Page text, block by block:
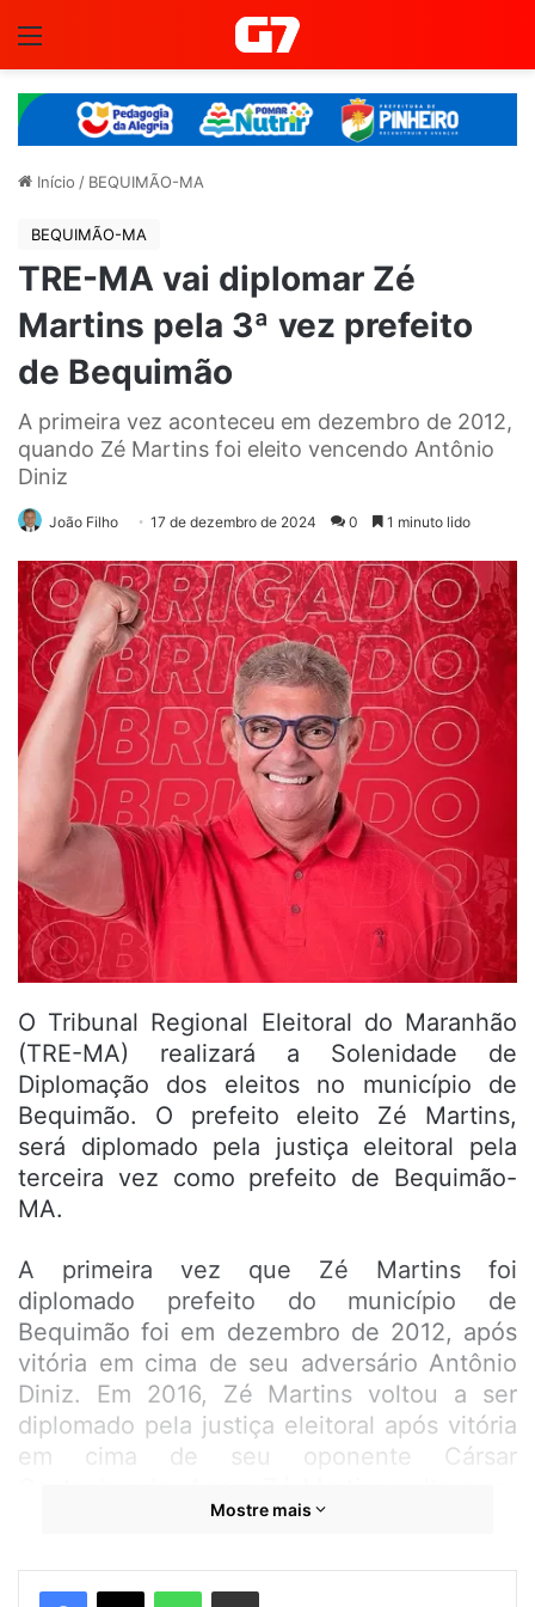
Início / BEQUIMÃO-MA
BEQUIMÃO-MA
TRE-MA vai diplomar Zé
Martins pela 3ª vez prefeito
de Bequimão
A primeira vez aconteceu em dezembro de 2012,
quando Zé Martins foi eleito vencendo Antônio
Diniz
João Filho 17 de dezembro de 2024 0 1 minuto lido
O Tribunal Regional Eleitoral do Maranhão
(TRE-MA) realizará a Solenidade de
Diplomação dos eleitos no município de
Bequimão. O prefeito eleito Zé Martins,
será diplomado pela justiça eleitoral pela
terceira vez como prefeito de Bequimão-
MA.
A primeira vez que Zé Martins foi
diplomado prefeito do município de
Bequimão foi em dezembro de 2012, após
vitória em cima de seu adversário Antônio
Diniz. Em 2016, Zé Martins voltou a ser
diplomado pela justiça eleitoral após vitória
em cima de seu oponente Cársar
diplomado, desta vez pela terceira vez,
no último dia 06 de ourubro.
Mostre mais